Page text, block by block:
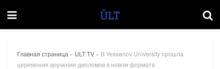
Главная страница » ULT TV » В Yessenov University прошла
церемония вручения дипломов в новом формате